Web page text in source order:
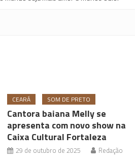
CEARÁ SOM DE PRETO
Cantora baiana Melly se
apresenta com novo show na
Caixa Cultural Fortaleza
29 de outubro de 2025 Redação